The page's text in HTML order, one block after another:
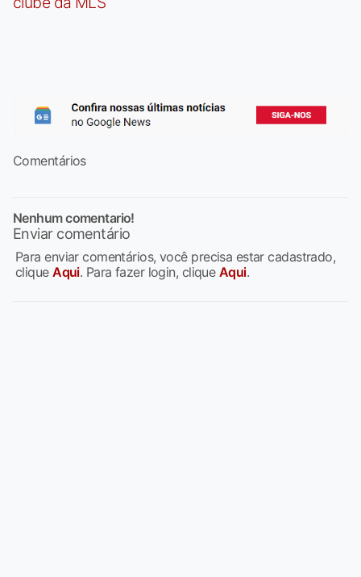
Comentários
Nenhum comentario!
Enviar comentário
Para enviar comentários, você precisa estar cadastrado,
cliqueAqui. Para fazer login, clique Aqui.